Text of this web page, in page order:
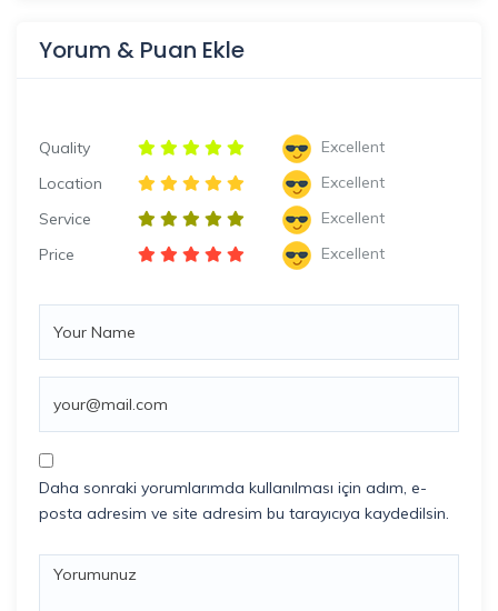
Yorum & Puan Ekle
Quality
Excellent
Location
Excellent
Service
Excellent
Price
Excellent
Daha sonraki yorumlarımda kullanılması için adım, e-
posta adresim ve site adresim bu tarayıcıya kaydedilsin.